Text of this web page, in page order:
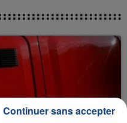
Continuer sans accepter